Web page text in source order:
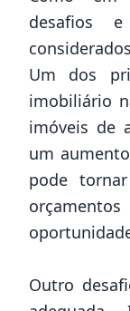
desafios
Um dos
imobiliário
imóveis de
um
pode
Outro